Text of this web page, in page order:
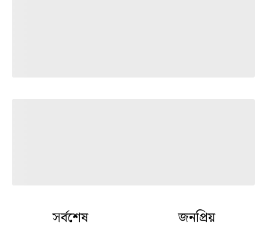
সর্বশেষ জনপ্রিয়